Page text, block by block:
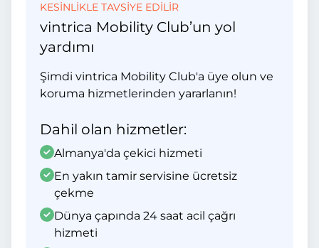
KESİNLİKLE TAVSİYE EDİLİR
vintrica Mobility Club’un yol
yardımı
Şimdi vintrica Mobility Club'a üye olun ve
koruma hizmetlerinden yararlanın!
Dahil olan hizmetler:
Almanya'da çekici hizmeti
En yakın tamir servisine ücretsiz
çekme
Dünya çapında 24 saat acil çağrı
hizmeti